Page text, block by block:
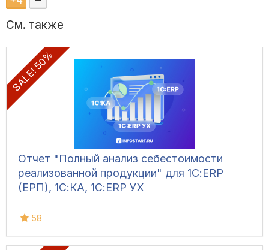
См. также
SALE! 50%
Отчет "Полный анализ себестоимости
реализованной продукции" для 1С:ERP
(ЕРП), 1С:КА, 1С:ERP УХ
58